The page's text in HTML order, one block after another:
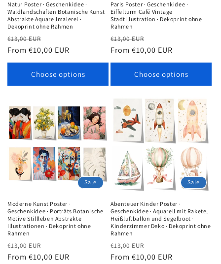
Natur Poster · Geschenkidee ·
Waldlandschaften Botanische Kunst
Abstrakte Aquarellmalerei ·
Dekoprint ohne Rahmen
Regular
price
€13,00 EUR
price
From €10,00 EUR
Choose options
Paris Poster · Geschenkidee ·
Eiffelturm Café Vintage
Stadtillustration · Dekoprint ohne
Rahmen
Regular
price
€13,00 EUR
price
From €10,00 EUR
Choose options
Sale
Moderne Kunst Poster ·
Geschenkidee · Porträts Botanische
Motive Stillleben Abstrakte
Illustrationen · Dekoprint ohne
Rahmen
Regular
price
€13,00 EUR
price
From €10,00 EUR
Sale
Abenteuer Kinder Poster ·
Geschenkidee · Aquarell mit Rakete,
Heißluftballon und Segelboot ·
Kinderzimmer Deko · Dekoprint ohne
Rahmen
Regular
price
€13,00 EUR
price
From €10,00 EUR